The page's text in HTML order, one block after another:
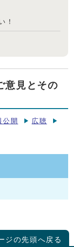
！
意見とその
公開
広聴
ジの先頭へ戻る